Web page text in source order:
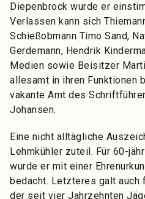
Diepenbrock wurde er
Verlassen kann sich
Schießobmann Timo Sand,
Gerdemann, Hendrik
Medien sowie Beisitzer
allesamt in ihren Funktionen
vakante Amt des
Johansen.
Eine nicht alltägliche
Lehmkühler zuteil. Für 60-
wurde er mit einer
bedacht. Letzteres galt auch
der seit vier Jahrzehnten